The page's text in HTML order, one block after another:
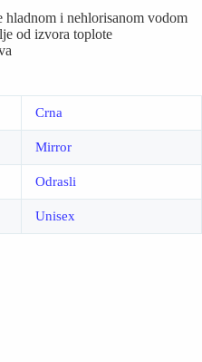
hladnom i nehlorisanom vodom
od izvora toplote
Crna
Mirror
Odrasli
Unisex